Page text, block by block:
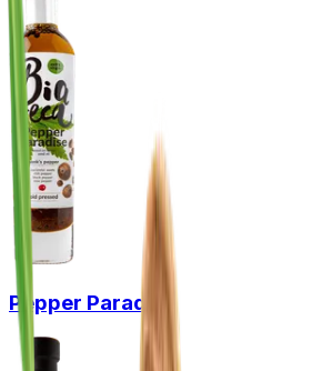
Pepper Paradise